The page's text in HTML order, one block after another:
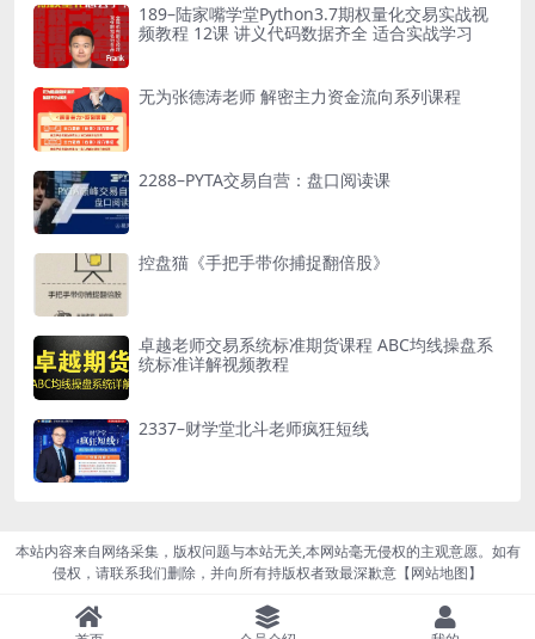
189–陆家嘴学堂Python3.7期权量化交易实战视
频教程 12课 讲义代码数据齐全 适合实战学习
无为张德涛老师 解密主力资金流向系列课程
2288–PYTA交易自营：盘口阅读课
控盘猫《手把手带你捕捉翻倍股》
卓越老师交易系统标准期货课程 ABC均线操盘系
统标准详解视频教程
2337–财学堂北斗老师疯狂短线
本站内容来自网络采集，版权问题与本站无关,本网站毫无侵权的主观意愿。如有
侵权，请联系我们删除，并向所有持版权者致最深歉意【网站地图】